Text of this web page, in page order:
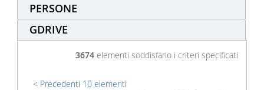
PERSONE
GDRIVE
3674 elementi soddisfano i criteri specificati
Precedenti 10 elementi